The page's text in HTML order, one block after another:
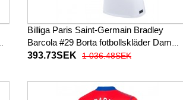
Billiga Paris Saint-Germain Bradley
Barcola #29 Borta fotbollskläder Dam
2025-26 Kortärmad
393.73SEK 1 036.48SEK